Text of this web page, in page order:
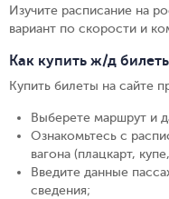
Изучите расписание на
вариант по скорости и
Как купить ж/д
Купить билеты на сайте
Выберете маршрут и
Ознакомьтесь с
вагона (плацкарт,
Введите данные
сведения;